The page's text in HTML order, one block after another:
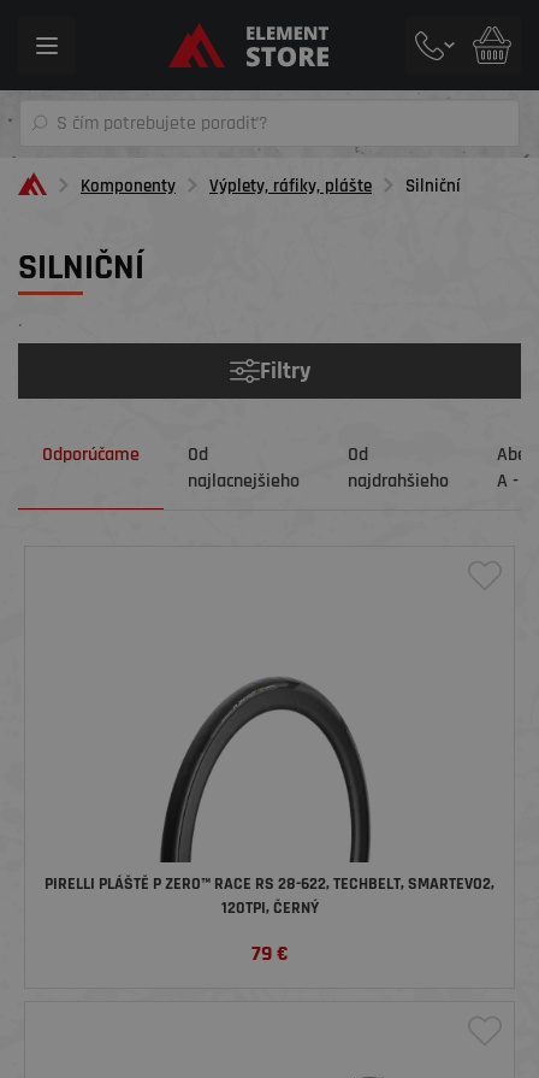
Toggle
Komponenty Výplety, ráfiky, plášte Silniční
SILNIČNÍ
´
Filtry
Odporúčame
Od
najlacnejšieho
Od
najdrahšieho
A - Z
PIRELLI PLÁŠTĚ P ZERO™ RACE RS 28-622, TECHBELT, SMARTEVO2,
120TPI, ČERNÝ
79€